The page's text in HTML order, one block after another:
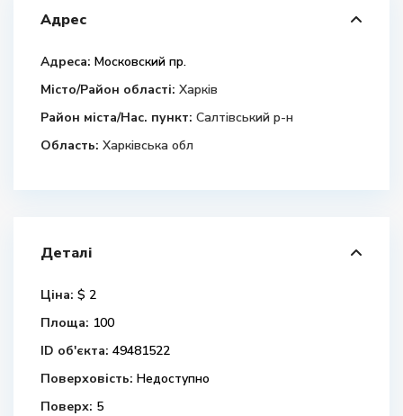
Адрес
Адреса: Московский пр.
Місто/Район області: Харків
Район міста/Нас. пункт: Салтівський р-н
Область: Харківська обл
Деталі
Ціна: $ 2
Площа: 100
ID об'єкта: 49481522
Поверховість: Недоступно
Поверх: 5